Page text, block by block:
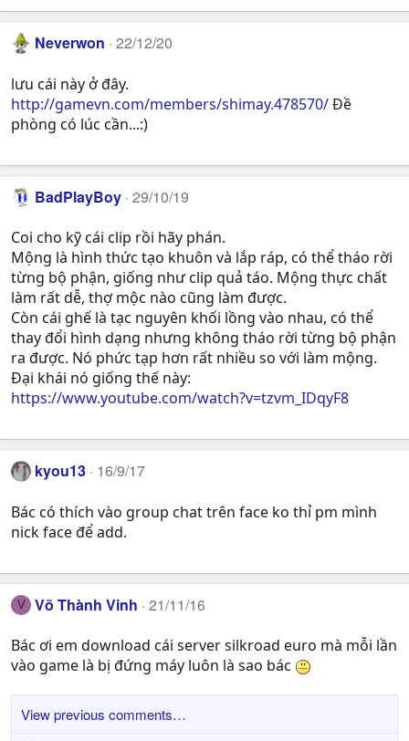
Neverwon 22/12/20
lưu cái này ở đây.
http://gamevn.com/members/shimay.478570/Đề
phòng có lúc cần...:)
BadPlayBoy 29/10/19
Coi cho kỹ cái clip rồi hãy phán.
Mộng là hình thức tạo khuôn và lắp ráp, có thể tháo rời
từng bộ phận, giống như clip quả táo. Mộng thực chất
làm rất dễ, thợ mộc nào cũng làm được.
Còn cái ghế là tạc nguyên khối lồng vào nhau, có thể
thay đổi hình dạng nhưng không tháo rời từng bộ phận
ra được. Nó phức tạp hơn rất nhiều so với làm mộng.
Đại khái nó giống thế này:
https://www.youtube.com/watch?v=tzvm_IDqyF8
kyou13 16/9/17
Bác có thích vào group chat trên face ko thỉ pm mình
nick face để add.
V Võ Thành Vinh 21/11/16
Bác ơi em download cái server silkroad euro mà mỗi lần
vào game là bị đứng máy luôn là sao bác
View previous comments…